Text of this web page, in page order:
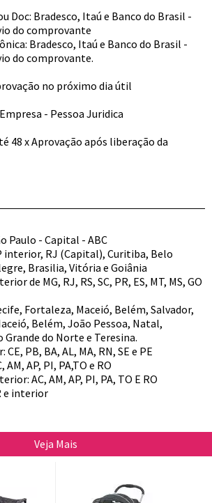
Doc: Bradesco, Itaú e Banco do Brasil -
do comprovante
Bradesco, Itaú e Banco do Brasil -
do comprovante.
no próximo dia útil
- Pessoa Juridica
48 x Aprovação após liberação da
Paulo - Capital - ABC
interior, RJ (Capital), Curitiba, Belo
Brasilia, Vitória e Goiânia
de MG, RJ, RS, SC, PR, ES, MT, MS, GO
Fortaleza, Maceió, Belém, Salvador,
Belém, João Pessoa, Natal,
Grande do Norte e Teresina.
PB, BA, AL, MA, RN, SE e PE
AM, AP, PI, PA,TO e RO
AC, AM, AP, PI, PA, TO E RO
e interior
Veja Mais